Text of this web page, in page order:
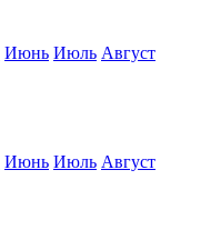
Июнь Июль Август
Июнь Июль Август